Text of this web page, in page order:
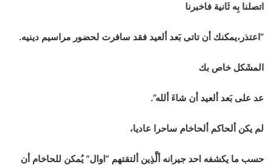
اتصلنا بِه ثَانية فاخبرنا
”اعتذر،يمكنك أن تاتى بَعد ألعيد فقد سافرت لحضور مراسيم دينيه.
المشَكل خاص بك
عد على بَعد ألعيد أن شاءَ ألله”.
لم يكن ألحاكم ألحاخام ساحرا عاديا،
حسب ما يكشفه احد جيرانه ألَّذِين ألتقتهم “اوال” يُمكن للحاخام أن